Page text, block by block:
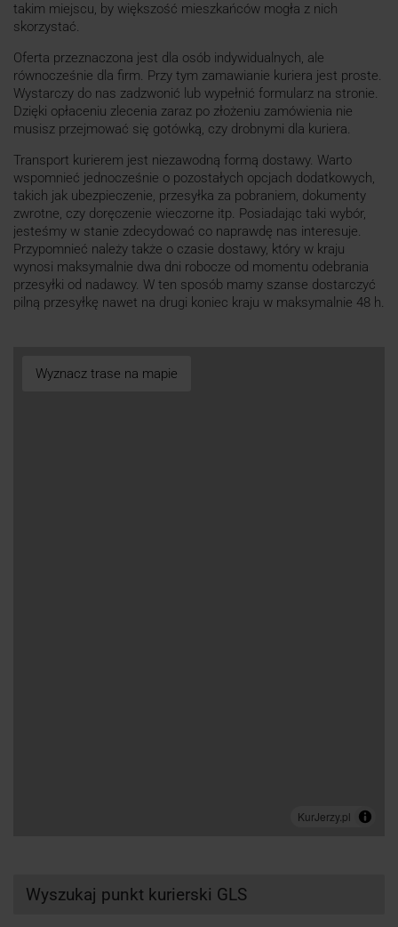
takim miejscu, by większość mieszkańców mogła z nich
skorzystać.
Oferta przeznaczona jest dla osób indywidualnych, ale
równocześnie dla firm. Przy tym zamawianie kuriera jest proste.
Wystarczy do nas zadzwonić lub wypełnić formularz na stronie.
Dzięki opłaceniu zlecenia zaraz po złożeniu zamówienia nie
musisz przejmować się gotówką, czy drobnymi dla kuriera.
Transport kurierem jest niezawodną formą dostawy. Warto
wspomnieć jednocześnie o pozostałych opcjach dodatkowych,
takich jak ubezpieczenie, przesyłka za pobraniem, dokumenty
zwrotne, czy doręczenie wieczorne itp. Posiadając taki wybór,
jesteśmy w stanie zdecydować co naprawdę nas interesuje.
Przypomnieć należy także o czasie dostawy, który w kraju
wynosi maksymalnie dwa dni robocze od momentu odebrania
przesyłki od nadawcy. W ten sposób mamy szanse dostarczyć
pilną przesyłkę nawet na drugi koniec kraju w maksymalnie 48 h.
Wyznacz trase na mapie
Wyszukaj punkt kurierski GLS